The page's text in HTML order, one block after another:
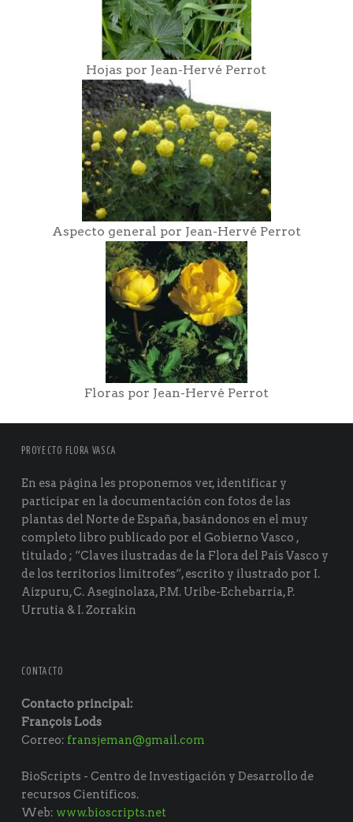
Hojas por Jean-Hervé Perrot
Aspecto general por Jean-Hervé Perrot
Floras por Jean-Hervé Perrot
PROYECTO FLORA VASCA
En esa página les proponemos ver, identificar y
participar en la documentación con fotos de las
plantas del Norte de España, basándonos en el muy
completo libro publicado por el Gobierno Vasco ,
titulado ; “Claves ilustradas de la Flora del País Vasco y
de los territorios limítrofes“, escrito y ilustrado por I.
Aizpuru, C. Aseginolaza, P.M. Uribe-Echebarría, P.
Urrutia & I. Zorrakin
CONTACTO
Contacto principal:
François Lods
Correo: fransjeman@gmail.com
BioScripts - Centro de Investigación y Desarrollo de
recursos Científicos.
Web: www.bioscripts.net